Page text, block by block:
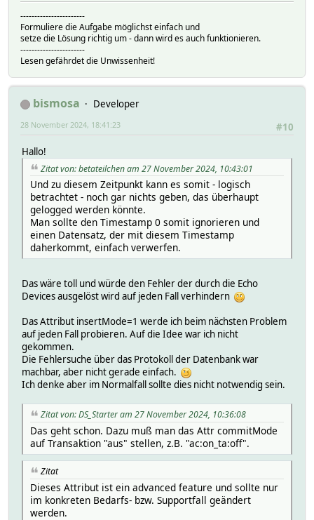
-----------------------
Formuliere die Aufgabe möglichst einfach und
setze die Lösung richtig um - dann wird es auch funktionieren.
-----------------------
Lesen gefährdet die Unwissenheit!
bismosa
Developer
#10
28 November 2024, 18:41:23
Hallo!
Zitat von: betateilchen am 27 November 2024, 10:43:01
Und zu diesem Zeitpunkt kann es somit - logisch
betrachtet - noch gar nichts geben, das überhaupt
gelogged werden könnte.
Man sollte den Timestamp 0 somit ignorieren und
einen Datensatz, der mit diesem Timestamp
daherkommt, einfach verwerfen.
Das wäre toll und würde den Fehler der durch die Echo
Devices ausgelöst wird auf jeden Fall verhindern
Das Attribut insertMode=1 werde ich beim nächsten Problem
auf jeden Fall probieren. Auf die Idee war ich nicht
gekommen.
Die Fehlersuche über das Protokoll der Datenbank war
machbar, aber nicht gerade einfach.
Ich denke aber im Normalfall sollte dies nicht notwendig sein.
Zitat von: DS_Starter am 27 November 2024, 10:36:08
Das geht schon. Dazu muß man das Attr commitMode
auf Transaktion "aus" stellen, z.B. "ac:on_ta:off".
Zitat
Dieses Attribut ist ein advanced feature und sollte nur
im konkreten Bedarfs- bzw. Supportfall geändert
werden.